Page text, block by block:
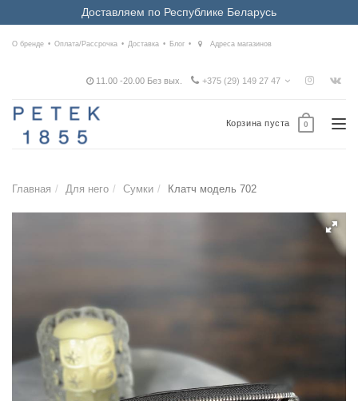
Доставляем по Республике Беларусь
О бренде Оплата/Рассрочка Доставка Блог Адреса магазинов
11.00 -20.00 Без вых. +375 (29) 149 27 47
0
Корзина пуста
Главная Для него Сумки Клатч модель 702